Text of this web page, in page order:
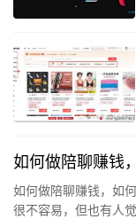
如何做陪聊赚钱
如何做陪聊赚钱，如
很不容易，但也有人